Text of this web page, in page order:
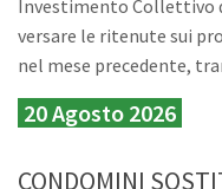
Investimento Collettivo
versare le ritenute sui
nel mese precedente,
20 Agosto 2026
CONDOMINI